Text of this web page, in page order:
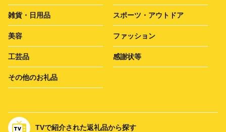
雑貨・日用品 スポーツ・アウトドア
美容 ファッション
工芸品 感謝状等
その他のお礼品
TVで紹介された返礼品から探す